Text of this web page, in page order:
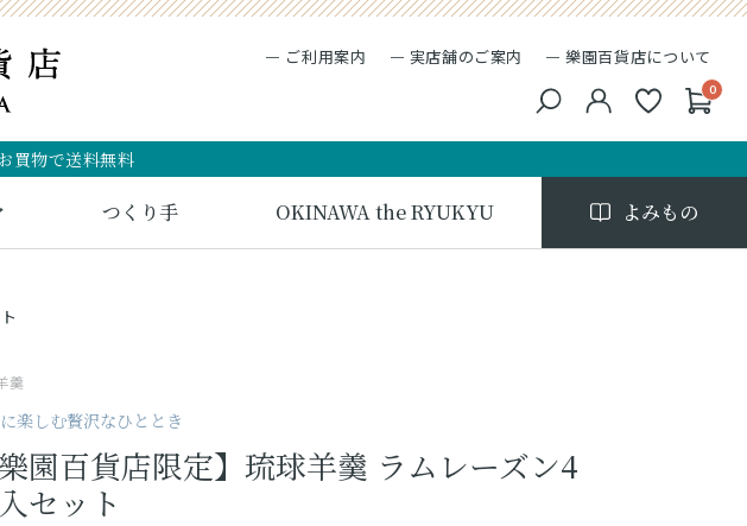
ご利用案内 実店舗のご案内 樂園百貨店について
買物で送料無料
0
つくり手 OKINAWA the RYUKYU よみもの
羹
楽しむ贅沢なひととき
樂園百貨店限定】琉球羊羹 ラムレーズン4
セット